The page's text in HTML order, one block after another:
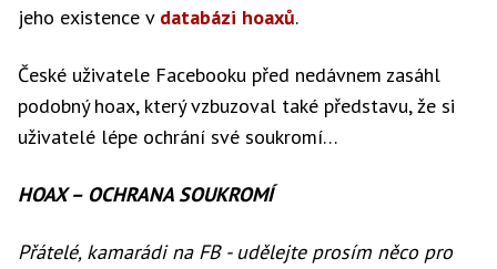
jeho existence v databázi hoaxů.
České uživatele Facebooku před nedávnem zasáhl
podobný hoax, který vzbuzoval také představu, že si
uživatelé lépe ochrání své soukromí…
HOAX – OCHRANA SOUKROMÍ
Přátelé, kamarádi na FB - udělejte prosím něco pro